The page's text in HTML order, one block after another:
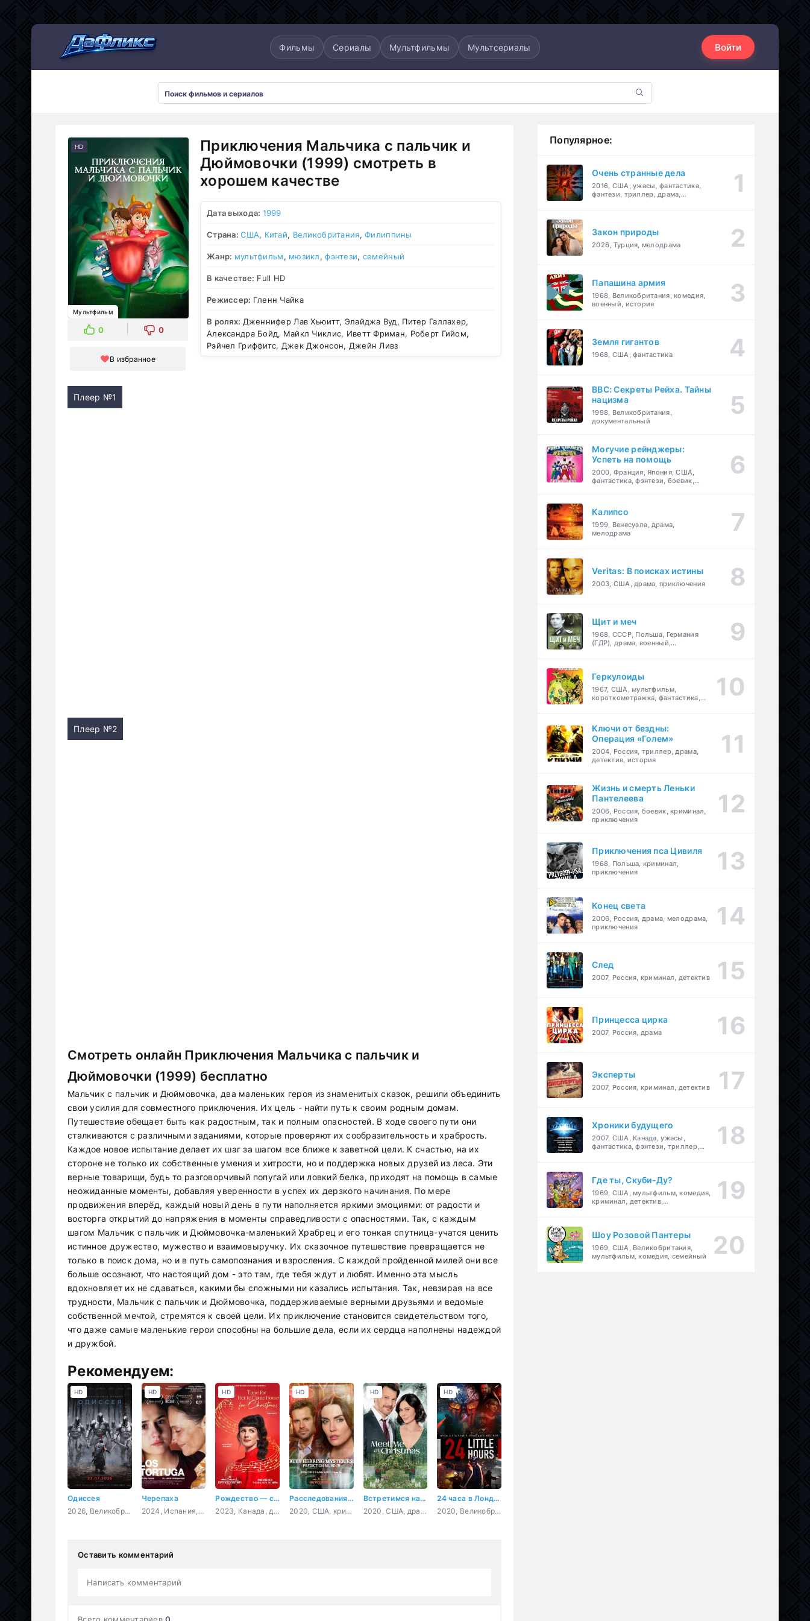
Фильмы Сериалы Мультфильмы Мультсериалы Войти
HD
Мультфильм
0 0
В избранное
Приключения Мальчика с пальчик и
Дюймовочки (1999) смотреть в
хорошем качестве
Дата выхода: 1999
Страна:США, Китай, Великобритания,Филиппины
Жанр: мультфильм, мюзикл,фэнтези, семейный
В качестве: Full HD
Режиссер: Гленн Чайка
В ролях: Дженнифер Лав Хьюитт, Элайджа Вуд, Питер Галлахер,
Александра Бойд, Майкл Чиклис, Иветт Фриман, Роберт Гийом,
Рэйчел Гриффитс, Джек Джонсон, Джейн Ливз
Плеер №1
Плеер №2
Смотреть онлайн Приключения Мальчика с пальчик и
Дюймовочки (1999) бесплатно
Мальчик с пальчик и Дюймовочка, два маленьких героя из знаменитых сказок, решили объединить
свои усилия для совместного приключения. Их цель - найти путь к своим родным домам.
Путешествие обещает быть как радостным, так и полным опасностей. В ходе своего пути они
сталкиваются с различными заданиями, которые проверяют их сообразительность и храбрость.
Каждое новое испытание делает их шаг за шагом все ближе к заветной цели. К счастью, на их
стороне не только их собственные умения и хитрости, но и поддержка новых друзей из леса. Эти
верные товарищи, будь то разговорчивый попугай или ловкий белка, приходят на помощь в самые
неожиданные моменты, добавляя уверенности в успех их дерзкого начинания. По мере
продвижения вперёд, каждый новый день в пути наполняется яркими эмоциями: от радости и
восторга открытий до напряжения в моменты справедливости с опасностями. Так, с каждым
шагом Мальчик с пальчик и Дюймовочка-маленький Храбрец и его тонкая спутница-учатся ценить
истинное дружество, мужество и взаимовыручку. Их сказочное путешествие превращается не
только в поиск дома, но и в путь самопознания и взросления. С каждой пройденной милей они все
больше осознают, что настоящий дом - это там, где тебя ждут и любят. Именно эта мысль
вдохновляет их не сдаваться, какими бы сложными ни казались испытания. Так, невзирая на все
трудности, Мальчик с пальчик и Дюймовочка, поддерживаемые верными друзьями и ведомые
собственной мечтой, стремятся к своей цели. Их приключение становится свидетельством того,
что даже самые маленькие герои способны на большие дела, если их сердца наполнены надеждой
и дружбой.
Рекомендуем:
Одиссея
2026, Великобритания, США, фэнтези, боевик, приключения
HD
Черепаха
2024, Испания, Чили, драма
HD
Рождество — самое время вернуться домой
2023, Канада, драма, мелодрама
HD
Расследования Руби Херринг: Предсказание убийства
2020, США, криминал, детектив
HD
Встретимся на Рождество
2020, США, драма, мелодрама
HD
24 часа в Лондоне
2020, Великобритания, боевик, триллер, драма, криминал
HD
Оставить комментарий
Написать комментарий
Популярное:
Очень странные дела
2016, США, ужасы, фантастика,
фэнтези, триллер, драма,
Закон природы
2026, Турция, мелодрама
Папашина армия
1968, Великобритания, комедия,
военный, история
Земля гигантов
1968, США, фантастика
BBC: Секреты Рейха. Тайны
нацизма
1998, Великобритания,
документальный
Могучие рейнджеры:
Успеть на помощь
2000, Франция, Япония, США,
фантастика, фэнтези, боевик,
Калипсо
1999, Венесуэла, драма,
мелодрама
Veritas: В поисках истины
2003, США, драма, приключения
Щит и меч
1968, СССР, Польша, Германия
(ГДР), драма, военный,
Геркулоиды
1967, США, мультфильм,
короткометражка, фантастика,
Ключи от бездны:
Операция «Голем»
2004, Россия, триллер, драма,
детектив, история
Жизнь и смерть Леньки
Пантелеева
2006, Россия, боевик, криминал,
приключения
Приключения пса Цивиля
1968, Польша, криминал,
приключения
Конец света
2006, Россия, драма, мелодрама,
приключения
След
2007, Россия, криминал, детектив
Принцесса цирка
2007, Россия, драма
Эксперты
2007, Россия, криминал, детектив
Хроники будущего
2007, США, Канада, ужасы,
фантастика, фэнтези, триллер,
Где ты, Скуби-Ду?
1969, США, мультфильм, комедия,
криминал, детектив,
Шоу Розовой Пантеры
1969, США, Великобритания,
мультфильм, комедия, семейный
Мультсериалы